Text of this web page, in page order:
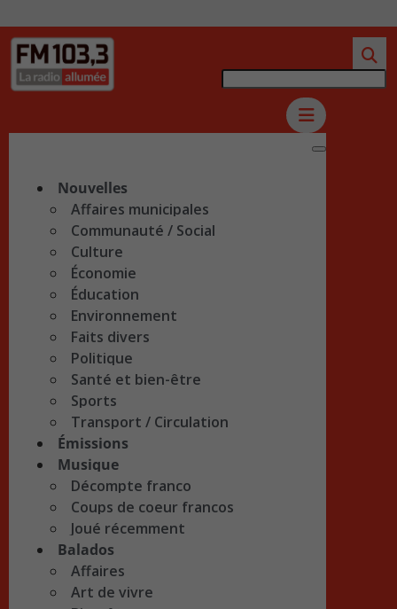
Nouvelles
Affaires municipales
Communauté / Social
Culture
Économie
Éducation
Environnement
Faits divers
Politique
Santé et bien-être
Sports
Transport / Circulation
Émissions
Musique
Décompte franco
Coups de coeur francos
Joué récemment
Balados
Affaires
Art de vivre